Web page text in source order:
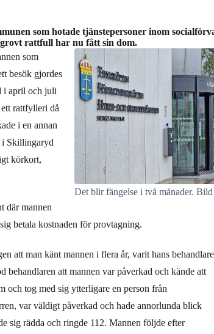
som hotade tjänstepersoner inom
rattfull har nu fått sin dom.
Det blir fängelse i två månader.
som
besök gjordes
i april och juli
rattfylleri då
i en annan
i Skillingaryd
körkort,
där mannen
betala kostnaden för provtagning.
att man känt mannen i flera år, varit hans behandlare
behandlaren att mannen var påverkad och kände att
och tog med sig ytterligare en person från
var väldigt påverkad och hade annorlunda blick
sig rädda och ringde 112. Mannen följde efter